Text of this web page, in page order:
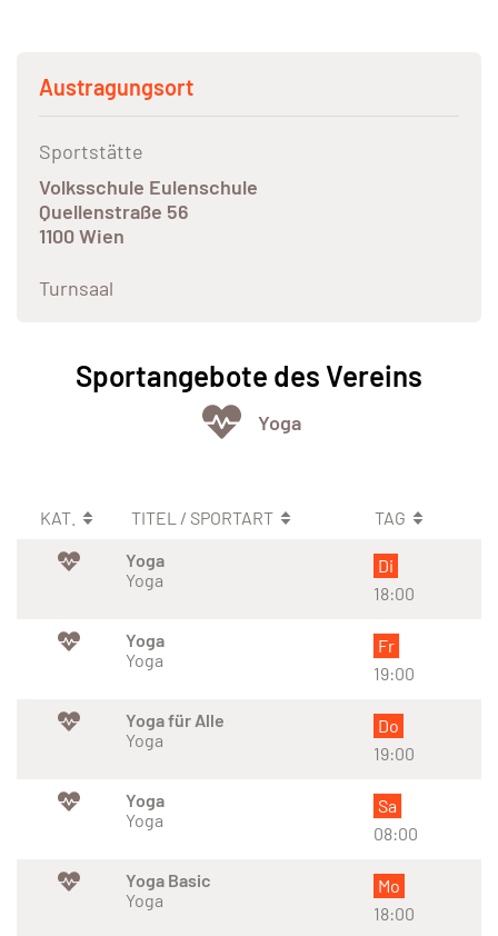
Austragungsort
Sportstätte
Volksschule Eulenschule
Quellenstraße 56
1100 Wien
Turnsaal
Sportangebote des Vereins
Yoga
KAT. TITEL / SPORTART
TAG
Yoga
Yoga
Di
18:00
Yoga
Yoga
Fr
19:00
Yoga für Alle
Yoga
Do
19:00
Yoga
Yoga
Sa
08:00
Yoga Basic
Yoga
Mo
18:00